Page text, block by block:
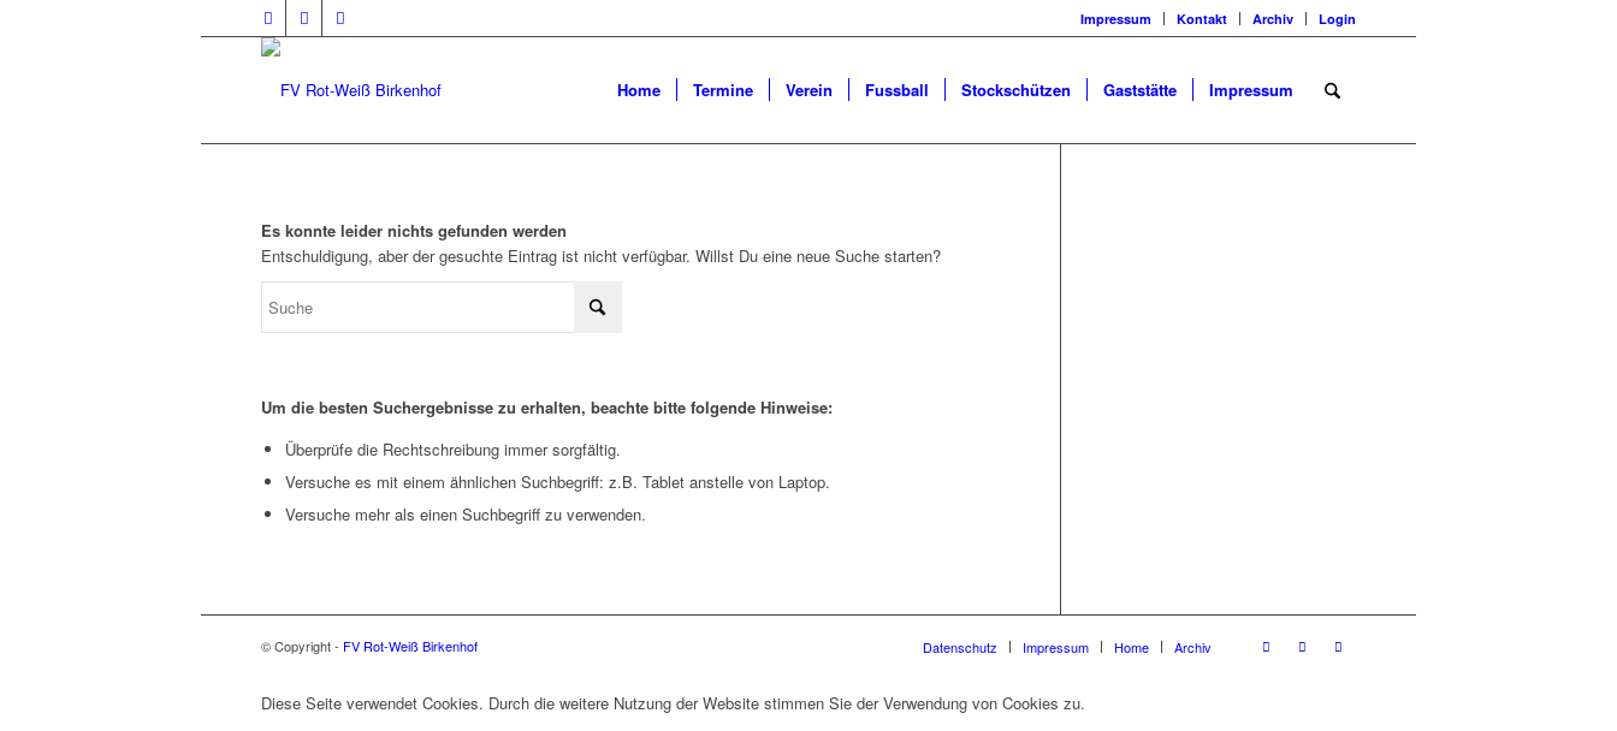
Impressum Kontakt Archiv Login
Home Termine Verein Fussball Stockschützen Gaststätte Impressum
Es konnte leider nichts gefunden werden
Entschuldigung, aber der gesuchte Eintrag ist nicht verfügbar. Willst Du eine neue Suche starten?
Um die besten Suchergebnisse zu erhalten, beachte bitte folgende Hinweise:
Überprüfe die Rechtschreibung immer sorgfältig.
Versuche es mit einem ähnlichen Suchbegriff: z.B. Tablet anstelle von Laptop.
Versuche mehr als einen Suchbegriff zu verwenden.
© Copyright - FV Rot-Weiß Birkenhof Datenschutz Impressum Home Archiv
Diese Seite verwendet Cookies. Durch die weitere Nutzung der Website stimmen Sie der Verwendung von Cookies zu.